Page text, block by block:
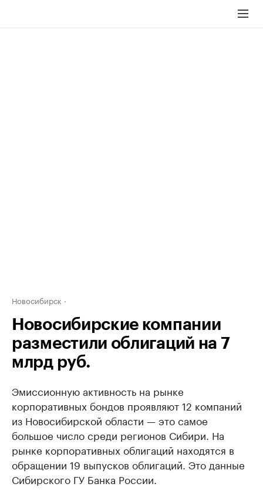
Новосибирск
Новосибирские компании
разместили облигаций на 7
млрд руб.
Эмиссионную активность на рынке
корпоративных бондов проявляют 12 компаний
из Новосибирской области — это самое
большое число среди регионов Сибири. На
рынке корпоративных облигаций находятся в
обращении 19 выпусков облигаций. Это данные
Сибирского ГУ Банка России.